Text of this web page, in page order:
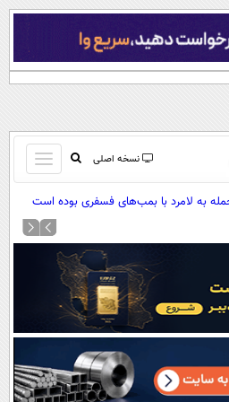
نسخه اصلی
باز
و
بسته
کردن
صفحه اول
آرشیو
نظرسنجی
آب و هوا
اوقات شرعی
سواد زندگی
به لامرد با بمب‌های فسفری بوده است